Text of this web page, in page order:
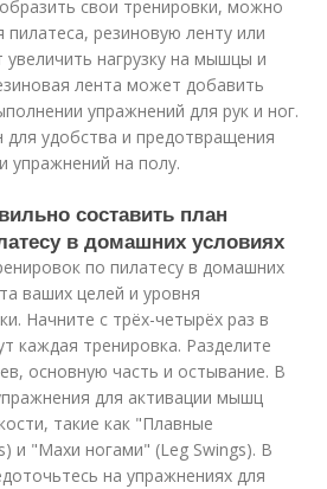
свои тренировки, можно
резиновую ленту или
нагрузку на мышцы и
лента может добавить
упражнений для рук и ног.
для удобства и предотвращения
упражнений на полу.
составить план
в домашних условиях
по пилатесу в домашних
ваших целей и уровня
Начните с трёх-четырёх раз в
каждая тренировка. Разделите
основную часть и остывание. В
для активации мышц
такие как "Плавные
и "Махи ногами" (Leg Swings). В
на упражнениях для